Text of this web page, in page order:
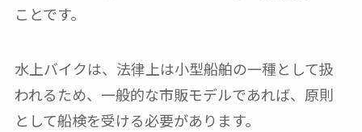
ことです。
水上バイクは、法律上は小型船舶の一種として扱
われるため、一般的な市販モデルであれば、原則
として船検を受ける必要があります。